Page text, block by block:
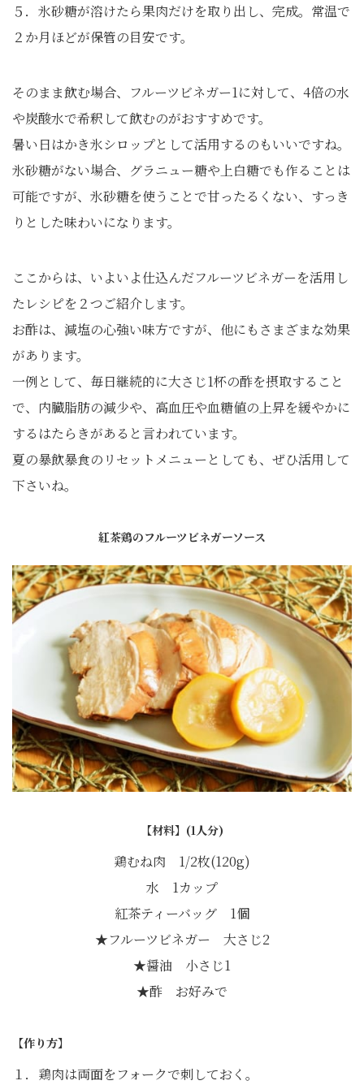
５．氷砂糖が溶けたら果肉だけを取り出し、完成。常温で
２か月ほどが保管の目安です。
そのまま飲む場合、フルーツビネガー1に対して、4倍の水
や炭酸水で希釈して飲むのがおすすめです。
暑い日はかき氷シロップとして活用するのもいいですね。
氷砂糖がない場合、グラニュー糖や上白糖でも作ることは
可能ですが、氷砂糖を使うことで甘ったるくない、すっき
りとした味わいになります。
ここからは、いよいよ仕込んだフルーツビネガーを活用し
たレシピを２つご紹介します。
お酢は、減塩の心強い味方ですが、他にもさまざまな効果
があります。
一例として、毎日継続的に大さじ1杯の酢を摂取すること
で、内臓脂肪の減少や、高血圧や血糖値の上昇を緩やかに
するはたらきがあると言われています。
夏の暴飲暴食のリセットメニューとしても、ぜひ活用して
下さいね。
紅茶鶏のフルーツビネガーソース
【材料】(1人分)
鶏むね肉 1/2枚(120g)
水 1カップ
紅茶ティーバッグ 1個
★フルーツビネガー 大さじ2
★醤油 小さじ1
★酢 お好みで
【作り方】
１．鶏肉は両面をフォークで刺しておく。